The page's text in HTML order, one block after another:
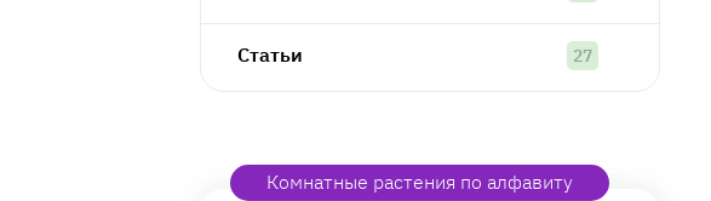
Статьи 27
Комнатные растения по алфавиту